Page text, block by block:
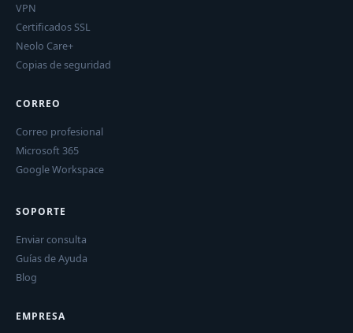
VPN
Certificados SSL
Neolo Care+
Copias de seguridad
CORREO
Correo profesional
Microsoft 365
Google Workspace
SOPORTE
Enviar consulta
Guías de Ayuda
Blog
EMPRESA